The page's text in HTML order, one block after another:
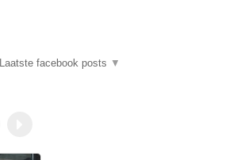
Laatste facebook posts ▼